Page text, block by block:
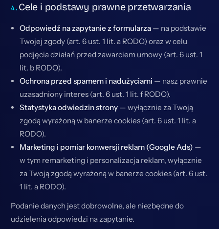
Cele i podstawy prawne przetwarzania
Odpowiedź na zapytanie z formularza— na podstawie
Twojej zgody (art. 6 ust. 1 lit. a RODO) oraz w celu
podjęcia działań przed zawarciem umowy (art. 6 ust. 1
lit. b RODO).
Ochrona przed spamem i nadużyciami — nasz prawnie
uzasadniony interes (art. 6 ust. 1 lit. f RODO).
Statystyka odwiedzin strony— wyłącznie za Twoją
zgodą wyrażoną w banerze cookies (art. 6 ust. 1 lit. a
RODO).
Marketing i pomiar konwersji reklam (Google Ads) —
w tym remarketing i personalizacja reklam, wyłącznie
za Twoją zgodą wyrażoną w banerze cookies (art. 6 ust.
1 lit. a RODO).
Podanie danych jest dobrowolne, ale niezbędne do
udzielenia odpowiedzi na zapytanie.